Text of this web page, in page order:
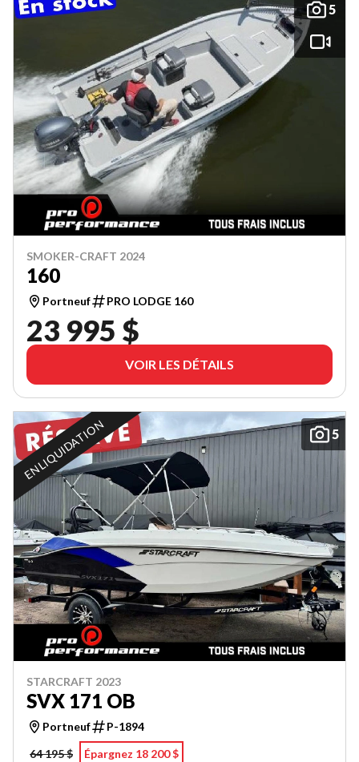
5
SMOKER-CRAFT 2024
160
Portneuf PRO LODGE 160
23 995 $
VOIR LES DÉTAILS
5
EN LIQUIDATION
STARCRAFT 2023
SVX 171 OB
Portneuf
P-1894
64 195 $
Épargnez 18 200 $